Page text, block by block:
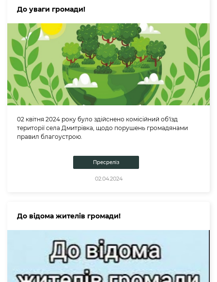
До уваги громади!
02 квітня 2024 року було здійснено комісійний об'їзд
території села Дмитрівка, щодо порушень громадянами
правил благоустрою.
Пресреліз
02.04.2024
До відома жителів громади!